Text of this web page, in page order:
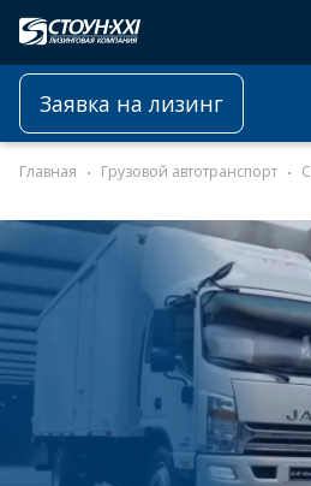
Заявка на лизинг
Главная Грузовой автотранспорт